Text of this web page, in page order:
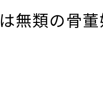
無類の骨